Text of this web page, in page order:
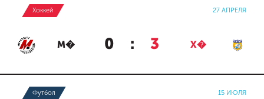
Хоккей 27 АПРЕЛЯ
М� 0 : 3 Х�
Футбол 15 ИЮЛЯ